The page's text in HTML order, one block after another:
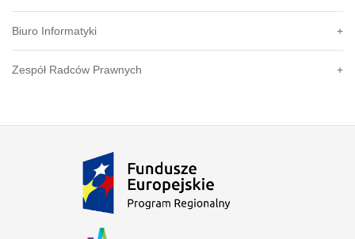
Biuro Informatyki
Zespół Radców Prawnych